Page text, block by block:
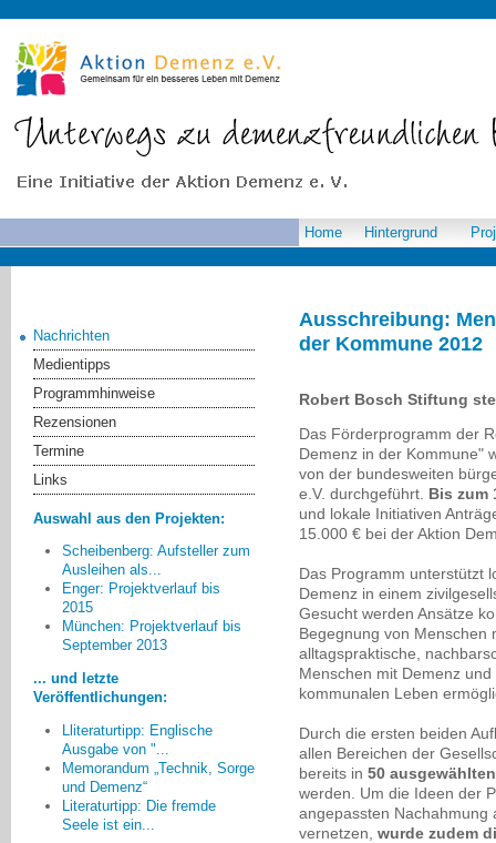
Ausschreibung:
der Kommune 2012
Robert Bosch Stiftung
Das Förderprogramm der
Demenz in der Kommune"
von der bundesweiten
e.V. durchgeführt. Bis zum
und lokale Initiativen
15.000 € bei der Aktion
Das Programm unterstützt
Demenz in einem
Gesucht werden Ansätze
Begegnung von Menschen
alltagspraktische,
Menschen mit Demenz
kommunalen Leben
Durch die ersten beiden
allen Bereichen der
bereits in 50
werden. Um die Ideen der
angepassten Nachahmung
vernetzen, wurde zudem
Home Hintergrund
Nachrichten
Medientipps
Programmhinweise
Rezensionen
Termine
Links
Auswahl aus den Projekten:
Scheibenberg: Aufsteller zum
Ausleihen als...
Enger: Projektverlauf bis
2015
München: Projektverlauf bis
September 2013
... und letzte
Veröffentlichungen:
Lliteraturtipp: Englische
Ausgabe von "...
Memorandum „Technik, Sorge
und Demenz“
Literaturtipp: Die fremde
Seele ist ein...
[Wichtig ist:] ...
Nicht nachlassen, Betroffene
ausfindig zu machen und den
Angehörigen ebenso zu helfen.